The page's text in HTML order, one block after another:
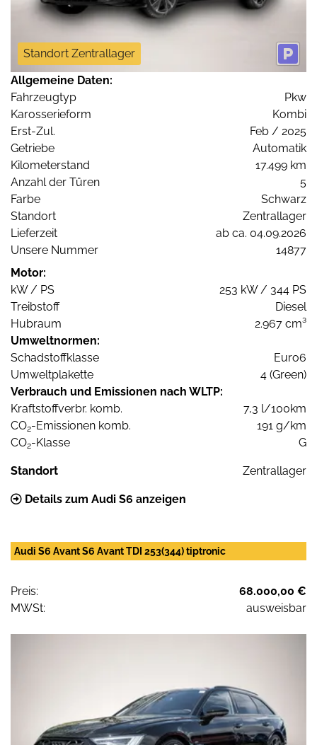
Standort Zentrallager
Allgemeine Daten:
Fahrzeugtyp
Pkw
Karosserieform
Kombi
Erst-Zul.
Feb / 2025
Getriebe
Automatik
Kilometerstand
17.499 km
Anzahl der Türen
5
Farbe
Schwarz
Standort
Zentrallager
Lieferzeit
ab ca. 04.09.2026
Unsere Nummer
14877
Motor:
kW / PS
253 kW / 344 PS
Treibstoff
Diesel
Hubraum
2.967 cm³
Umweltnormen:
Schadstoffklasse
Euro6
Umweltplakette
4 (Green)
Verbrauch und Emissionen nach WLTP:
Kraftstoffverbr. komb.
7,3 l/100km
CO2-Emissionen komb.
191 g/km
CO2-Klasse G
Standort Zentrallager
Details zum Audi S6 anzeigen
Audi S6 Avant S6 Avant TDI 253(344) tiptronic
Preis:
68.000,00 €
MWSt:
ausweisbar